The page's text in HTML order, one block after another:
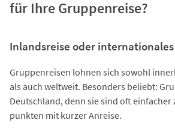
für Ihre Gruppenreise?
Inlandsreise oder
Gruppenreisen lohnen sich sowohl
als auch weltweit. Besonders beliebt:
Deutschland, denn sie sind oft
punkten mit kurzer Anreise.